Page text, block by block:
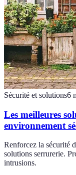
Sécurité et solutions6
Les meilleures
environnement
Renforcez la sécurité
solutions serrurerie.
intrusions.